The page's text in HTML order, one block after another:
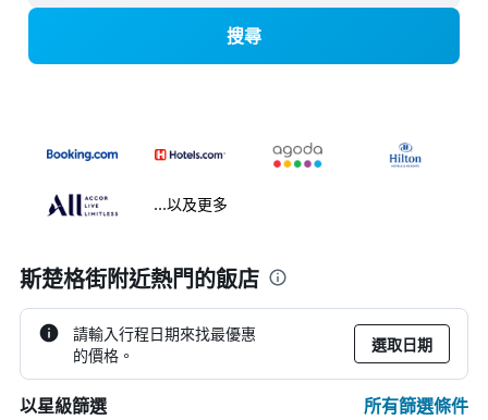
搜尋
...以及更多
斯楚格街附近熱門的飯店
請輸入行程日期來找最優惠
的價格。
選取日期
以星級篩選 所有篩選條件